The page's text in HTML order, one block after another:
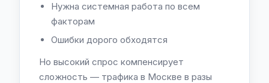
Нужна системная работа по всем
факторам
Ошибки дорого обходятся
Но высокий спрос компенсирует
сложность — трафика в Москве в разы